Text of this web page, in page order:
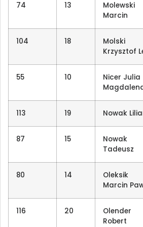
74 13
Molewski
Marcin
104 18
Molski
Krzysztof
55 10
Nicer Julia
113 19 Nowak
87 15
Nowak
Tadeusz
80 14
Oleksik
Marcin
116 20
Olender
Robert